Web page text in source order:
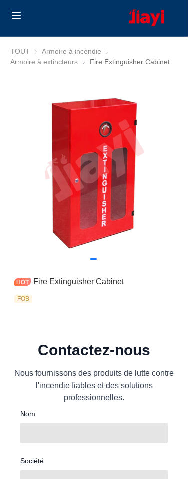
TOUT Armoire à incendie Armoire à incendie
Armoire à extincteurs Armoire à extincteurs
Fire Extinguisher Cabinet
Fire Extinguisher Cabinet
FOB
Contactez-nous
Nous fournissons des produits de lutte contre
l'incendie fiables et des solutions
professionnelles.
Nom
Société
Products
Contact us